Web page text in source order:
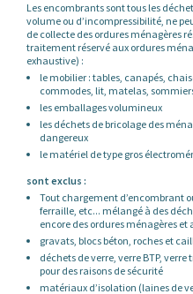
Les encombrants sont tous les
volume ou d’incompressibilité, ne
de collecte des ordures ménagères
traitement réservé aux ordures
exhaustive) :
le mobilier : tables, canapés,
commodes, lit, matelas,
les emballages volumineux
les déchets de bricolage des
dangereux
le matériel de type gros
sont exclus :
Tout chargement d’encombrant
ferraille, etc... mélangé à des
encore des ordures ménagères et
gravats, blocs béton, roches et
déchets de verre, verre BTP,
pour des raisons de sécurité
matériaux d’isolation (laines de